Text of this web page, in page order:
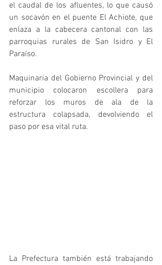
el caudal de los afluentes, lo que causó
un socavón en el puente El Achiote, que
enlaza a la cabecera cantonal con las
parroquias rurales de San Isidro y El
Paraíso.
Maquinaria del Gobierno Provincial y del
municipio colocaron escollera para
reforzar los muros de ala de la
estructura colapsada, devolviendo el
paso por esa vital ruta.
La Prefectura también está trabajando